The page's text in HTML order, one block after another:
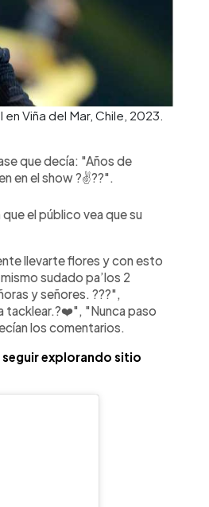
Viña del Mar, Chile, 2023.
que decía: "Años de
en el show ?✌??".
el público vea que su
llevarte flores y con esto
sudado pa’los 2
y señores. ???",
tacklear.?❤️", "Nunca paso
los comentarios.
seguir explorando sitio